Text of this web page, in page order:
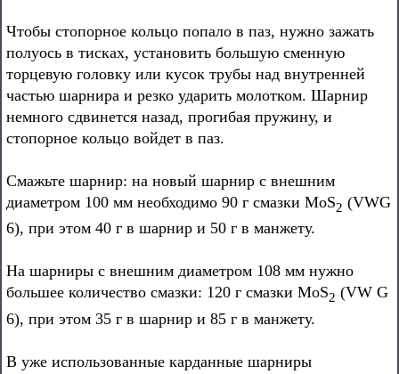
Чтобы стопорное кольцо попало в паз, нужно зажать
полуось в тисках, установить большую сменную
торцевую головку или кусок трубы над внутренней
частью шарнира и резко ударить молотком. Шарнир
немного сдвинется назад, прогибая пружину, и
стопорное кольцо войдет в паз.
Смажьте шарнир: на новый шарнир с внешним
диаметром 100 мм необходимо 90 г смазки MoS2 (VWG
6), при этом 40 г в шарнир и 50 г в манжету.
На шарниры с внешним диаметром 108 мм нужно
большее количество смазки: 120 г смазки MoS2 (VW G
6), при этом 35 г в шарнир и 85 г в манжету.
В уже использованные карданные шарниры